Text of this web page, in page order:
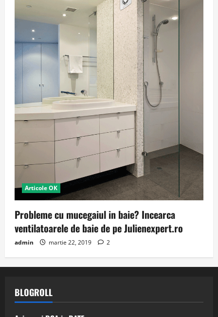
Articole OK
Probleme cu mucegaiul in baie? Incearca
ventilatoarele de baie de pe Julienexpert.ro
admin martie 22, 2019 2
BLOGROLL